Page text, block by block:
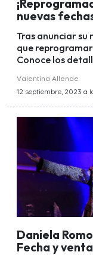
nuevas
Tras anunciar
que
Conoce los
Valentina Allende
12 septiembre, 2023 a
Daniela
Fecha y